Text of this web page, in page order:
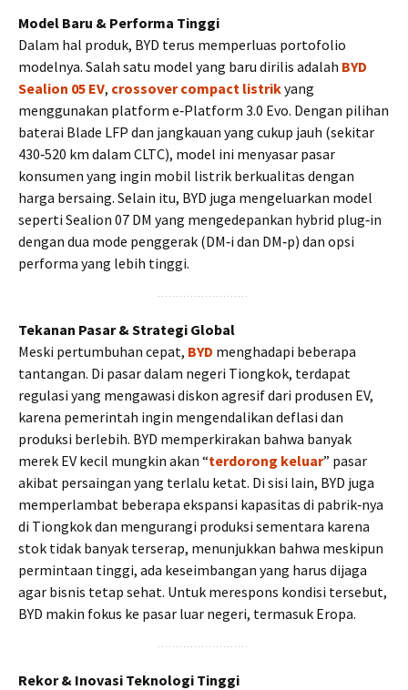
Model Baru & Performa Tinggi
Dalam hal produk, BYD terus memperluas portofolio
modelnya. Salah satu model yang baru dirilis adalah BYD
Sealion 05 EV, crossover compact listrikyang
menggunakan platform e‑Platform 3.0 Evo. Dengan pilihan
baterai Blade LFP dan jangkauan yang cukup jauh (sekitar
430‑520 km dalam CLTC), model ini menyasar pasar
konsumen yang ingin mobil listrik berkualitas dengan
harga bersaing. Selain itu, BYD juga mengeluarkan model
seperti Sealion 07 DM yang mengedepankan hybrid plug‑in
dengan dua mode penggerak (DM‑i dan DM‑p) dan opsi
performa yang lebih tinggi.
Tekanan Pasar & Strategi Global
Meski pertumbuhan cepat, BYD menghadapi beberapa
tantangan. Di pasar dalam negeri Tiongkok, terdapat
regulasi yang mengawasi diskon agresif dari produsen EV,
karena pemerintah ingin mengendalikan deflasi dan
produksi berlebih. BYD memperkirakan bahwa banyak
merek EV kecil mungkin akan “terdorong keluar” pasar
akibat persaingan yang terlalu ketat. Di sisi lain, BYD juga
memperlambat beberapa ekspansi kapasitas di pabrik‑nya
di Tiongkok dan mengurangi produksi sementara karena
stok tidak banyak terserap, menunjukkan bahwa meskipun
permintaan tinggi, ada keseimbangan yang harus dijaga
agar bisnis tetap sehat. Untuk merespons kondisi tersebut,
BYD makin fokus ke pasar luar negeri, termasuk Eropa.
Rekor & Inovasi Teknologi Tinggi